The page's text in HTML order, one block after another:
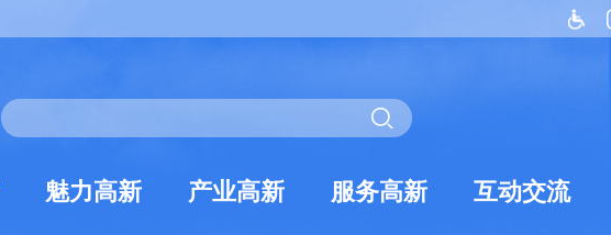
魅力高新 产业高新 服务高新 互动交流